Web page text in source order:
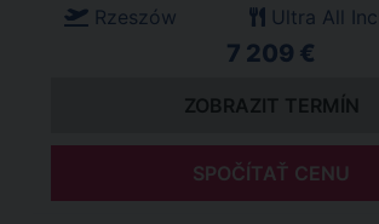
Rzeszów
Ultra All
7 209 €
ZOBRAZIT TERMÍN
SPOČÍTAŤ CENU